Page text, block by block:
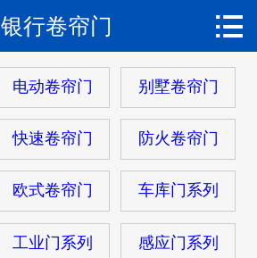
关于我们
产品中心
新闻动态
客户服务
银行卷帘门 
电动卷帘门 别墅卷帘门
快速卷帘门 防火卷帘门
欧式卷帘门 车库门系列
工业门系列 感应门系列